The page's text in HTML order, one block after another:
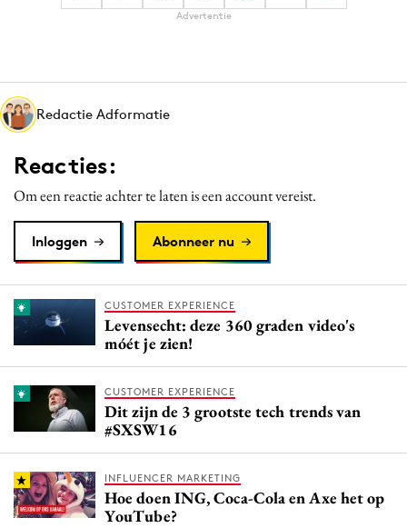
Influencer marketing
Interne communicatie
Media
Merkstrategie
PR
Programmatic
Reputatie & crisis
Advertentie
Redactie Adformatie
Reacties:
Om een reactie achter te laten is een account vereist.
Inloggen Abonneer nu
CUSTOMER EXPERIENCE
Levensecht: deze 360 graden video's
móét je zien!
CUSTOMER EXPERIENCE
Dit zijn de 3 grootste tech trends van
#SXSW16
INFLUENCER MARKETING
Hoe doen ING, Coca-Cola en Axe het op
YouTube?